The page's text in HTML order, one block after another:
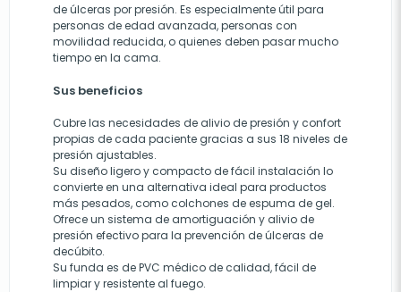
de úlceras por presión. Es especialmente útil para
personas de edad avanzada, personas con
movilidad reducida, o quienes deben pasar mucho
tiempo en la cama.
Sus beneficios
Cubre las necesidades de alivio de presión y confort
propias de cada paciente gracias a sus 18 niveles de
presión ajustables.
Su diseño ligero y compacto de fácil instalación lo
convierte en una alternativa ideal para productos
más pesados, como colchones de espuma de gel.
Ofrece un sistema de amortiguación y alivio de
presión efectivo para la prevención de úlceras de
decúbito.
Su funda es de PVC médico de calidad, fácil de
limpiar y resistente al fuego.